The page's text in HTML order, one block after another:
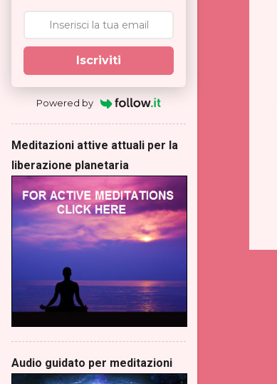
Iscriviti
Powered by
Meditazioni attive attuali per la
liberazione planetaria
Audio guidato per meditazioni